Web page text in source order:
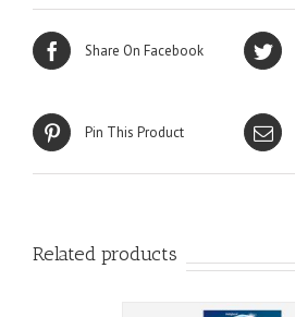
Share On Facebook
Pin This Product
Related products